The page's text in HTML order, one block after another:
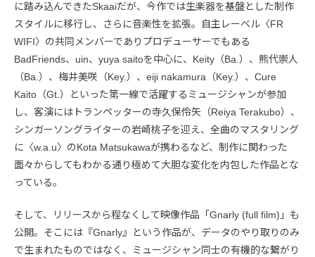
に踏み込んできたSkaaiだが、今作では生楽器を基盤とした制作
スタイルに移行し、さらに音楽性を拡張。自主レーベル〈FR
WIFI〉の共同メンバーでありプロデューサーでもある
BadFriends、uin、yuya saitoを中心に、Keity（Ba.）、熊代崇人
（Ba.）、梅井美咲（Key.）、eiji nakamura（Key.）、Cure
Kaito（Gt.）といった第一線で活躍するミュージシャンが参加
し、客演にはトランペッターの寺久保伶矢（Reiya Terakubo）、
シンガーソングライターの岩崎桃子を迎え、全曲のマスタリング
に〈w.a.u〉のKota Matsukawaが携わるなど、制作に関わった
面々からしてもわかる通り極めて大胆な変化を内包した作品とな
っている。
そして、リリースから程なくして映像作品「Gnarly (full film)」も
公開。そこには『Gnarly』という作品が、データのやり取りのみ
で生まれたものではなく、ミュージシャン同士の有機的な繋がり